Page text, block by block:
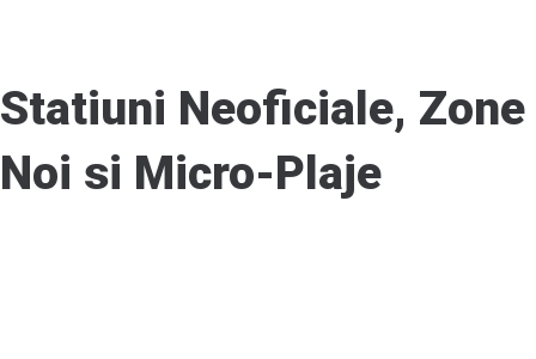
Statiuni Neoficiale, Zone
Noi si Micro-Plaje